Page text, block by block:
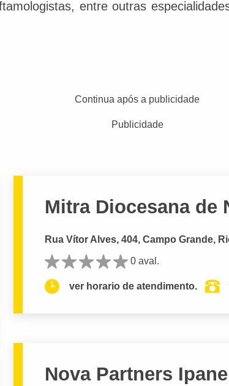
entre outras
Continua após a publicidade
Publicidade
Mitra Diocesana de
Rua Vítor Alves, 404, Campo Grande,
0 aval.
ver horario de atendimento.
Nova Partners